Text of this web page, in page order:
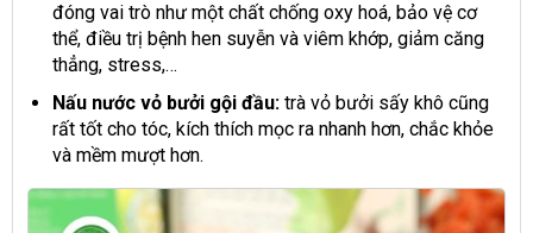
đóng vai trò như một chất chống oxy hoá, bảo vệ cơ
thể, điều trị bệnh hen suyễn và viêm khớp, giảm căng
thẳng, stress,…
Nấu nước vỏ bưởi gội đầu:trà vỏ bưởi sấy khô cũng
rất tốt cho tóc, kích thích mọc ra nhanh hơn, chắc khỏe
và mềm mượt hơn.